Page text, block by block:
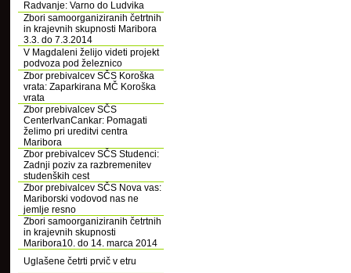
Radvanje: Varno do Ludvika
Zbori samoorganiziranih četrtnih
in krajevnih skupnosti Maribora
3.3. do 7.3.2014
V Magdaleni želijo videti projekt
podvoza pod železnico
Zbor prebivalcev SČS Koroška
vrata: Zaparkirana MČ Koroška
vrata
Zbor prebivalcev SČS
CenterIvanCankar: Pomagati
želimo pri ureditvi centra
Maribora
Zbor prebivalcev SČS Studenci:
Zadnji poziv za razbremenitev
studenških cest
Zbor prebivalcev SČS Nova vas:
Mariborski vodovod nas ne
jemlje resno
Zbori samoorganiziranih četrtnih
in krajevnih skupnosti
Maribora10. do 14. marca 2014
Uglašene četrti prvič v etru